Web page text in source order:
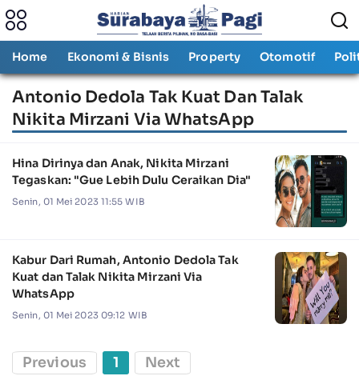
Home Ekonomi & Bisnis Property Otomotif
Antonio Dedola Tak Kuat Dan Talak
Nikita Mirzani Via WhatsApp
Hina Dirinya dan Anak, Nikita Mirzani
Tegaskan: "Gue Lebih Dulu Ceraikan Dia"
Senin, 01 Mei 2023 11:55 WIB
Kabur Dari Rumah, Antonio Dedola Tak
Kuat dan Talak Nikita Mirzani Via
WhatsApp
Senin, 01 Mei 2023 09:12 WIB
Previous 1 Next